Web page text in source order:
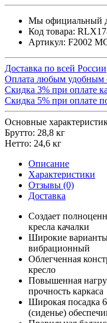
Мы официальный
Код товара:
Артикул: F2002
Доставка по всей России
Оплата любым удобным
Скидка 3% при оплате
Скидка 5% при оплате
Основные
Брутто: 28,8 кг
Нетто: 24,6 кг
Описание
Характеристики
Отзывы (0)
Доставка
Создает
кресла качалки
Широкие
вибрационный
Облегченная
кресло
Повышенная
прочность каркаса
Широкая посадка
(сиденье)